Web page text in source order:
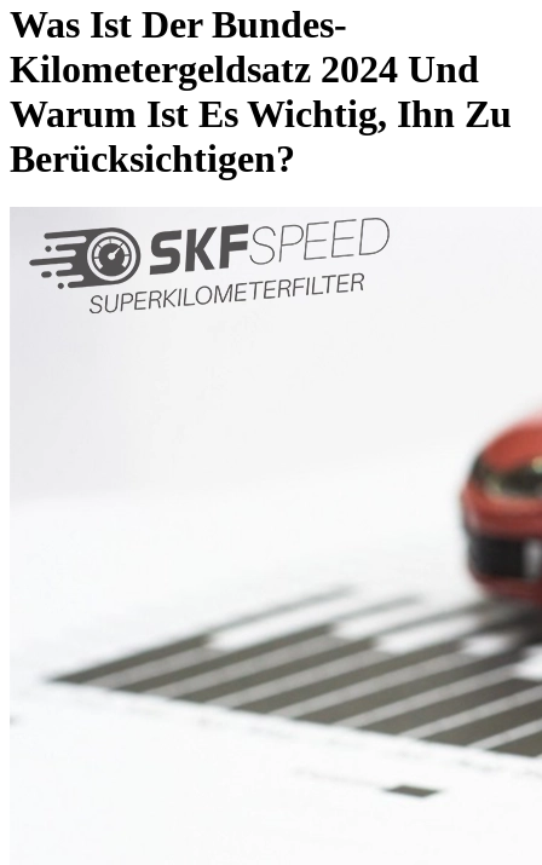
Was Ist Der Bundes-
Kilometergeldsatz 2024 Und
Warum Ist Es Wichtig, Ihn Zu
Berücksichtigen?